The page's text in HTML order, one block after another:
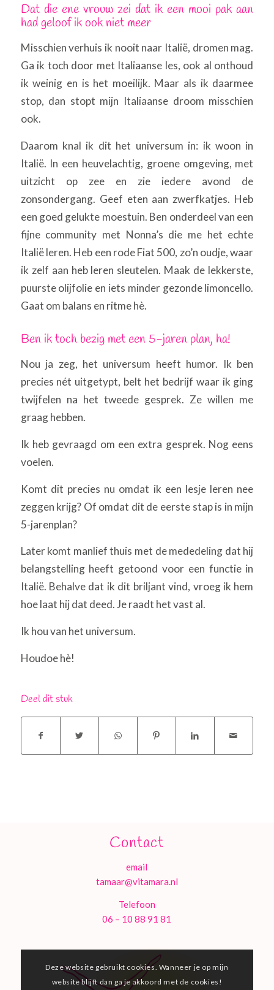
Dat die ene vrouw zei dat ik een mooi pak aan
had geloof ik ook niet meer
Misschien verhuis ik nooit naar Italië, dromen mag.
Ga ik toch door met Italiaanse les, ook al onthoud
ik weinig en is het moeilijk. Maar als ik daarmee
stop, dan stopt mijn Italiaanse droom misschien
ook.
Daarom knal ik dit het universum in: ik woon in
Italië. In een heuvelachtig, groene omgeving, met
uitzicht op zee en zie iedere avond de
zonsondergang. Geef eten aan zwerfkatjes. Heb
een goed gelukte moestuin. Ben onderdeel van een
fijne community met Nonna’s die me het echte
Italië leren. Heb een rode Fiat 500, zo’n oudje, waar
ik zelf aan heb leren sleutelen. Maak de lekkerste,
puurste olijfolie en iets minder gezonde limoncello.
Gaat om balans en ritme hè.
Ben ik toch bezig met een 5-jaren plan, ha!
Nou ja zeg, het universum heeft humor. Ik ben
precies nét uitgetypt, belt het bedrijf waar ik ging
twijfelen na het tweede gesprek. Ze willen me
graag hebben.
Ik heb gevraagd om een extra gesprek. Nog eens
voelen.
Komt dit precies nu omdat ik een lesje leren nee
zeggen krijg? Of omdat dit de eerste stap is in mijn
5-jarenplan?
Later komt manlief thuis met de mededeling dat hij
belangstelling heeft getoond voor een functie in
Italië. Behalve dat ik dit briljant vind, vroeg ik hem
hoe laat hij dat deed. Je raadt het vast al.
Ik hou van het universum.
Houdoe hè!
Deel dit stuk
Contact
email
tamaar@vitamara.nl
Telefoon
06 – 10 88 91 81
Deze website gebruikt cookies. Wanneer je op mijn
website blijft dan ga je akkoord met de cookies!